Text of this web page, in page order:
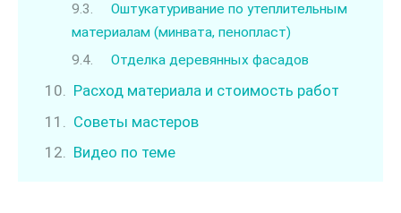
Оштукатуривание по утеплительным
материалам (минвата, пенопласт)
Отделка деревянных фасадов
Расход материала и стоимость работ
Советы мастеров
Видео по теме